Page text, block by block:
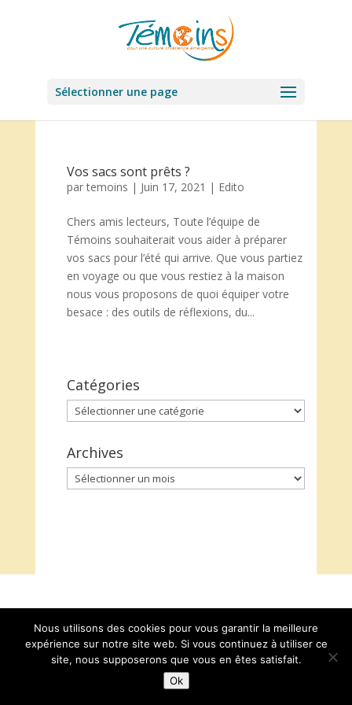
Sélectionner une page
Vos sacs sont prêts ?
partemoins | Juin 17, 2021 | Edito
Chers amis lecteurs, Toute l’équipe de
Témoins souhaiterait vous aider à préparer
vos sacs pour l’été qui arrive. Que vous partiez
en voyage ou que vous restiez à la maison
nous vous proposons de quoi équiper votre
besace : des outils de réflexions, du...
Catégories
Catégories
Archives
Archives
Nous utilisons des cookies pour vous garantir la meilleure
expérience sur notre site web. Si vous continuez à utiliser ce
site, nous supposerons que vous en êtes satisfait.
Ok